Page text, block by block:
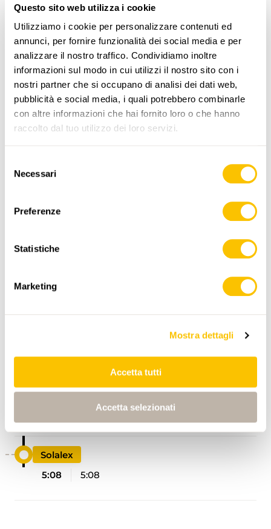
Questo sito web utilizza i cookie
Utilizziamo i cookie per personalizzare contenuti ed
annunci, per fornire funzionalità dei social media e per
analizzare il nostro traffico. Condividiamo inoltre
informazioni sul modo in cui utilizzi il nostro sito con i
nostri partner che si occupano di analisi dei dati web,
pubblicità e social media, i quali potrebbero combinarle
con altre informazioni che hai fornito loro o che hanno
raccolto dal tuo utilizzo dei loro servizi.
delNecessari
Preferenze
Statistiche
Marketing
Mostra dettagli
Accetta tutti
Accetta selezionati
PERCORSO DELL'ESCURSIONE
Dati:
swisstopo
www.sentieri-svizzeri.ch
Solalex
0:00
Solalex
5:08
5:08